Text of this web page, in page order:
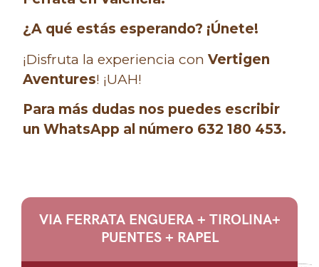
¿A qué estás esperando? ¡Únete!
¡Disfruta la experiencia conVertigen
Aventures! ¡UAH!
Para más dudas nos puedes escribir
un WhatsApp al número 632 180 453.
VIA FERRATA ENGUERA + TIROLINA+
PUENTES + RAPEL